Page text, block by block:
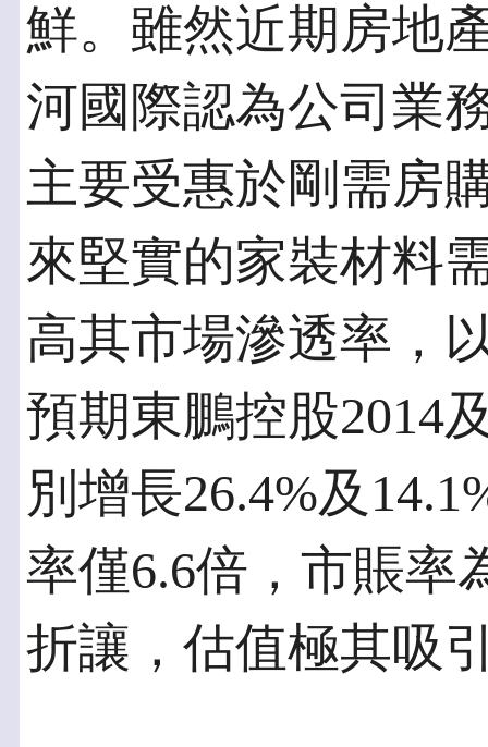
鮮。雖然近期房地
河國際認為公司業
主要受惠於剛需房
來堅實的家裝材料
高其市場滲透率，
預期東鵬控股2014
別增長26.4%及
率僅6.6倍，市賬率
折讓，估值極其吸